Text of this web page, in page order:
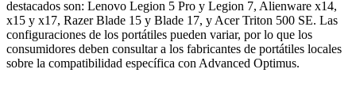
destacados son: Lenovo Legion 5 Pro y Legion 7, Alienware x14,
x15 y x17, Razer Blade 15 y Blade 17, y Acer Triton 500 SE. Las
configuraciones de los portátiles pueden variar, por lo que los
consumidores deben consultar a los fabricantes de portátiles locales
sobre la compatibilidad específica con Advanced Optimus.